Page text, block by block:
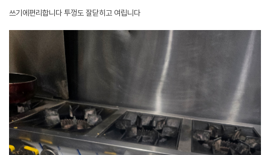
쓰기에편리합니다 투껑도 잘닫히고 여립니다